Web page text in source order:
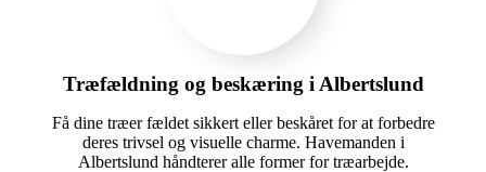
Træfældning og beskæring i Albertslund
Få dine træer fældet sikkert eller beskåret for at forbedre
deres trivsel og visuelle charme. Havemanden i
Albertslund håndterer alle former for træarbejde.